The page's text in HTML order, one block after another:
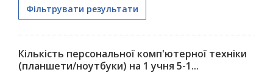
Фільтрувати результати
Кількість персональної комп'ютерної техніки
(планшети/ноутбуки) на 1 учня 5-1...